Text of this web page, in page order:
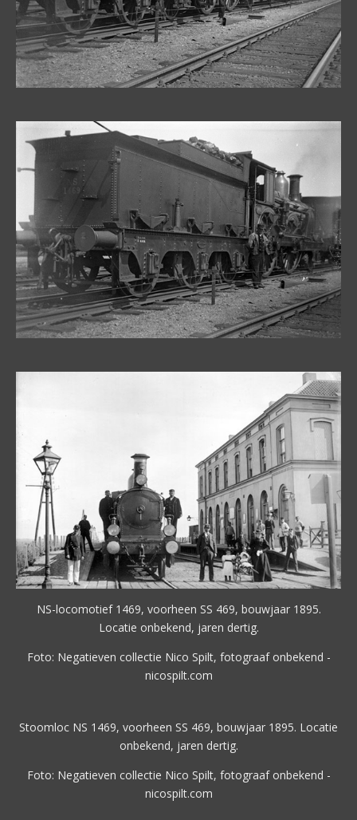
NS-locomotief 1469, voorheen SS 469, bouwjaar 1895.
Locatie onbekend, jaren dertig.
Foto: Negatieven collectie Nico Spilt, fotograaf onbekend -
nicospilt.com
Stoomloc NS 1469, voorheen SS 469, bouwjaar 1895. Locatie
onbekend, jaren dertig.
Foto: Negatieven collectie Nico Spilt, fotograaf onbekend -
nicospilt.com